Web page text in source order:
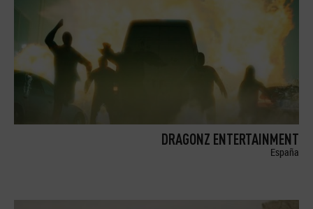
DRAGONZ ENTERTAINMENT
España